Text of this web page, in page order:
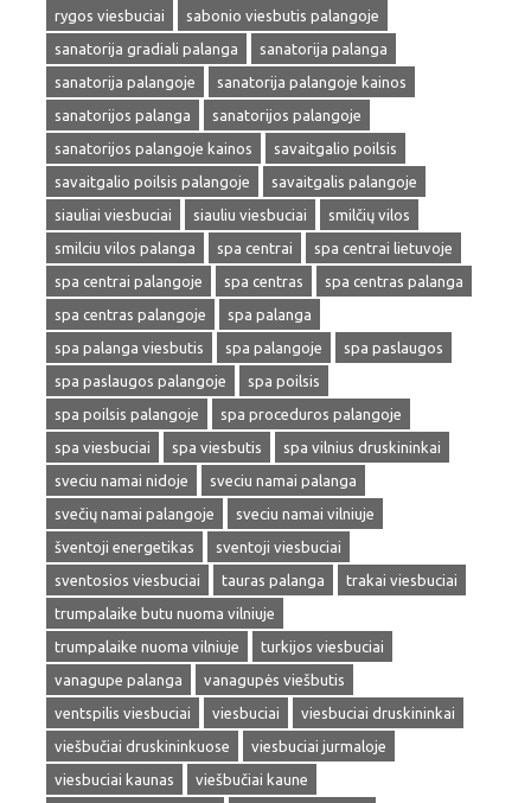
rygos viesbuciai
sabonio viesbutis palangoje
sanatorija gradiali palanga
sanatorija palanga
sanatorija palangoje
sanatorija palangoje kainos
sanatorijos palanga
sanatorijos palangoje
sanatorijos palangoje kainos
savaitgalio poilsis
savaitgalio poilsis palangoje
savaitgalis palangoje
siauliai viesbuciai
siauliu viesbuciai
smilčių vilos
smilciu vilos palanga
spa centrai
spa centrai lietuvoje
spa centrai palangoje
spa centras
spa centras palanga
spa centras palangoje
spa palanga
spa palanga viesbutis
spa palangoje
spa paslaugos
spa paslaugos palangoje
spa poilsis
spa poilsis palangoje
spa proceduros palangoje
spa viesbuciai
spa viesbutis
spa vilnius druskininkai
sveciu namai nidoje
sveciu namai palanga
svečių namai palangoje
sveciu namai vilniuje
šventoji energetikas
sventoji viesbuciai
sventosios viesbuciai
tauras palanga
trakai viesbuciai
trumpalaike butu nuoma vilniuje
trumpalaike nuoma vilniuje
turkijos viesbuciai
vanagupe palanga
vanagupės viešbutis
ventspilis viesbuciai
viesbuciai
viesbuciai druskininkai
viešbučiai druskininkuose
viesbuciai jurmaloje
viesbuciai kaunas
viešbučiai kaune